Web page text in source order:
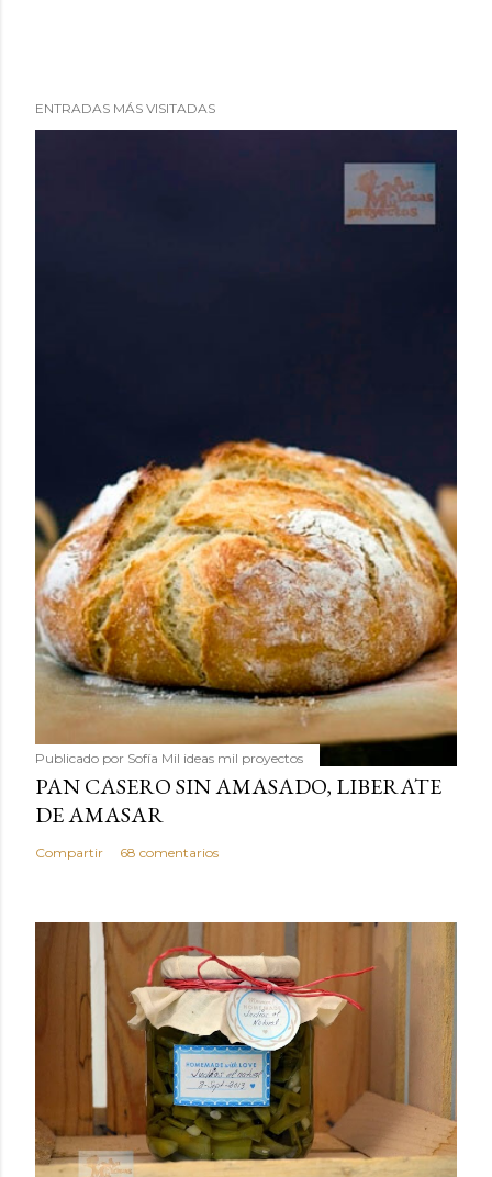
ENTRADAS MÁS VISITADAS
Publicado por Sofía Mil ideas mil proyectos
PAN CASERO SIN AMASADO, LIBERATE
DE AMASAR
Compartir 68 comentarios